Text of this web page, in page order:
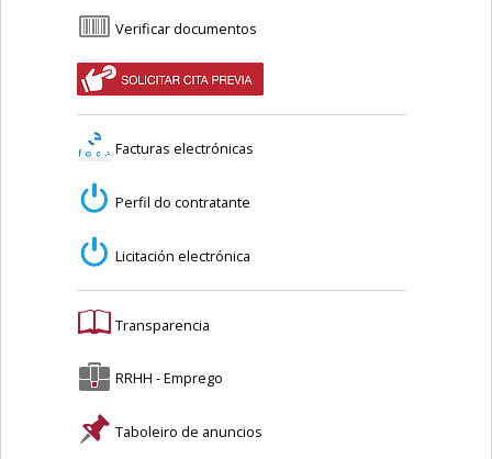
Verificar documentos
Facturas electrónicas
Perfil do contratante
Licitación electrónica
Transparencia
RRHH - Emprego
Taboleiro de anuncios